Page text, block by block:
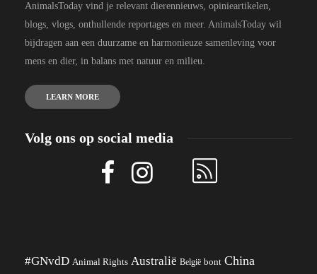
AnimalsToday vind je relevant dierennieuws, opinieartikelen,
blogs, vlogs, onthullende reportages en meer. AnimalsToday wil
bijdragen aan een duurzame en harmonieuze samenleving voor
mens en dier, in balans met natuur en milieu.
LEARN MORE
Volg ons op social media
#GNvdD Animal Rights Australië België bont China